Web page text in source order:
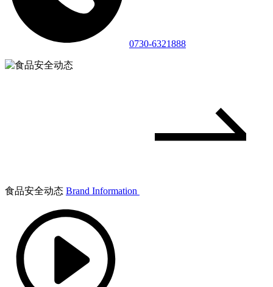
0730-6321888
食品安全动态 Brand Information